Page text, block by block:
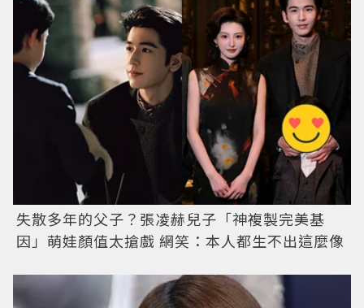
失散多年的父子？張凌赫兒子「神複製完美基
因」萌娃顏值太搶戲 網笑：本人都生不出這麼像